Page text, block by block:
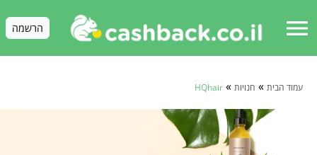
menu הרשמה
עמוד הבית » חנויות »
HQhair